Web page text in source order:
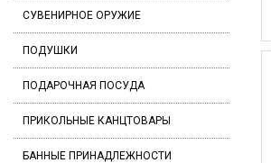
СУВЕНИРНОЕ ОРУЖИЕ
ПОДУШКИ
ПОДАРОЧНАЯ ПОСУДА
ПРИКОЛЬНЫЕ КАНЦТОВАРЫ
БАННЫЕ ПРИНАДЛЕЖНОСТИ